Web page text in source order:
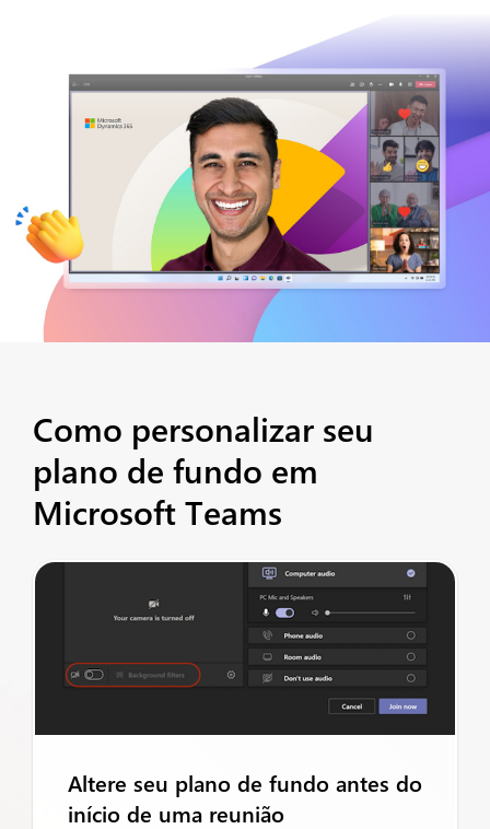
Como personalizar seu
plano de fundo em
Microsoft Teams
Altere seu plano de fundo antes do
início de uma reunião